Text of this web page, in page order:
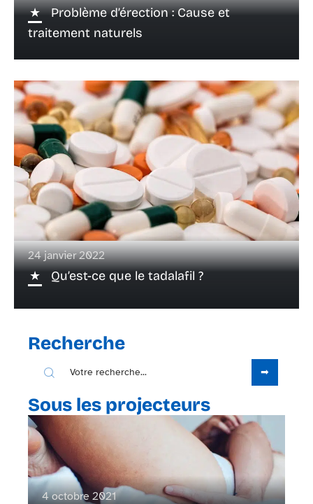
Problème d’érection : Cause et
traitement naturels
24 janvier 2022
Qu’est-ce que le tadalafil ?
Recherche
Sous les projecteurs
4 octobre 2021